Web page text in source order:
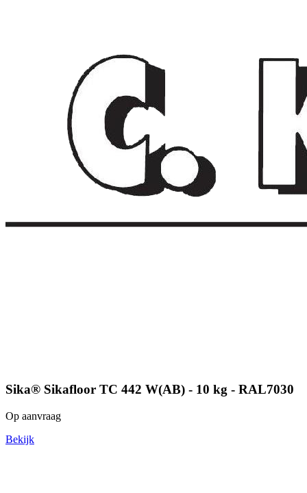
Sika® Sikafloor TC 442 W(AB) - 10 kg - RAL7030
Op aanvraag
Bekijk